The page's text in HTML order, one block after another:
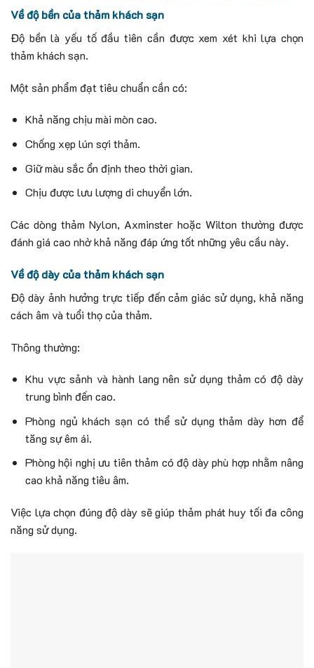
Về độ bền của thảm khách sạn
Độ bền là yếu tố đầu tiên cần được xem xét khi lựa chọn
thảm khách sạn.
Một sản phẩm đạt tiêu chuẩn cần có:
Khả năng chịu mài mòn cao.
Chống xẹp lún sợi thảm.
Giữ màu sắc ổn định theo thời gian.
Chịu được lưu lượng di chuyển lớn.
Các dòng thảm Nylon, Axminster hoặc Wilton thường được
đánh giá cao nhờ khả năng đáp ứng tốt những yêu cầu này.
Về độ dày của thảm khách sạn
Độ dày ảnh hưởng trực tiếp đến cảm giác sử dụng, khả năng
cách âm và tuổi thọ của thảm.
Thông thường:
Khu vực sảnh và hành lang nên sử dụng thảm có độ dày
trung bình đến cao.
Phòng ngủ khách sạn có thể sử dụng thảm dày hơn để
tăng sự êm ái.
Phòng hội nghị ưu tiên thảm có độ dày phù hợp nhằm nâng
cao khả năng tiêu âm.
Việc lựa chọn đúng độ dày sẽ giúp thảm phát huy tối đa công
năng sử dụng.